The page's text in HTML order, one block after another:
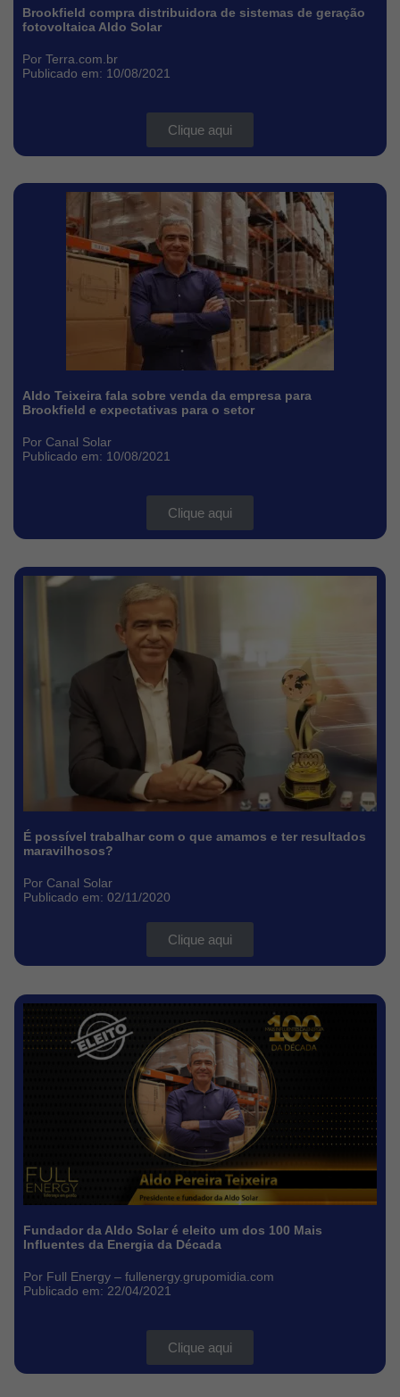
Brookfield compra distribuidora de sistemas de geração
fotovoltaica Aldo Solar
Por Terra.com.br
Publicado em: 10/08/2021
Clique aqui
Aldo Teixeira fala sobre venda da empresa para
Brookfield e expectativas para o setor
Por Canal Solar
Publicado em: 10/08/2021
Clique aqui
É possível trabalhar com o que amamos e ter resultados
maravilhosos?
Por Canal Solar
Publicado em: 02/11/2020
Clique aqui
Fundador da Aldo Solar é eleito um dos 100 Mais
Influentes da Energia da Década
Por Full Energy – fullenergy.grupomidia.com
Publicado em: 22/04/2021
Clique aqui